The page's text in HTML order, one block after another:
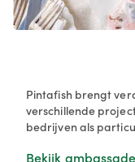
Pintafish brengt
verschillende
bedrijven als particulieren. Dit met
samenwerkingen
Bekijk